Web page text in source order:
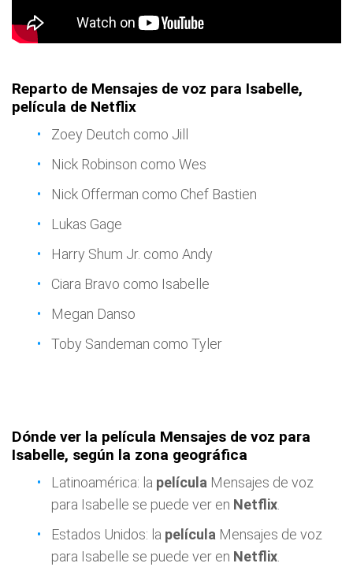
Reparto de Mensajes de voz para Isabelle,
película de Netflix
Zoey Deutch como Jill
Nick Robinson como Wes
Nick Offerman como Chef Bastien
Lukas Gage
Harry Shum Jr. como Andy
Ciara Bravo como Isabelle
Megan Danso
Toby Sandeman como Tyler
Dónde ver la película Mensajes de voz para
Isabelle, según la zona geográfica
Latinoamérica: la película Mensajes de voz
para Isabelle se puede ver en Netflix
Estados Unidos: la película Mensajes de voz
para Isabelle se puede ver en Netflix